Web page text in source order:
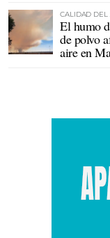
CALIDAD DEL
El humo
de polvo
aire en